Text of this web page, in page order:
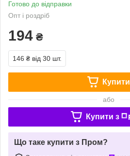
Готово до відправки
Опт і роздріб
194 ₴
146 ₴ від 30 шт.
Купити
або
Купити з
Що таке купити з Пром?